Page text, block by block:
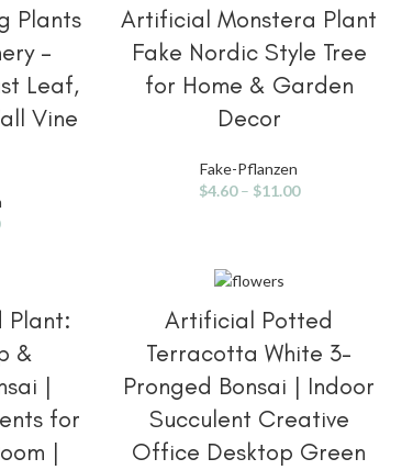
Plants
–
Leaf,
Vine
Artificial Monstera Plant
Fake Nordic Style Tree
for Home & Garden
Decor
Fake-Pflanzen
$4.60 – $11.00
&
|
for
|
Artificial Potted
Terracotta White 3-
Pronged Bonsai | Indoor
Succulent Creative
Office Desktop Green